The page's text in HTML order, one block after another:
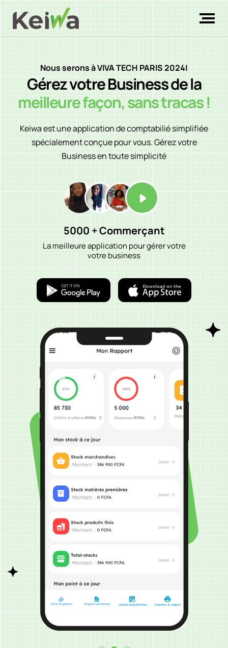
Nous serons à VIVA TECH PARIS 2024|
Gérez votre Business de la
meilleure façon, sans tracas !
Keiwa est une application de comptabilié simplifiée
spécialement conçue pour vous. Gérez votre
Business en toute simplicité
5000 + Commerçant
La meilleure application pour gérer votre
votre business